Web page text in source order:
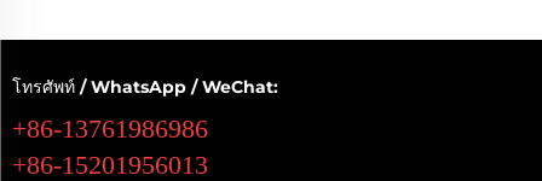
โทรศัพท์ / WhatsApp / WeChat:
+86-13761986986
+86-15201956013